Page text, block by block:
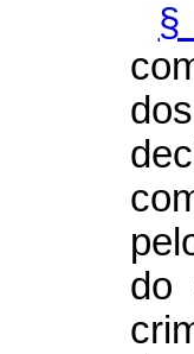
§
do